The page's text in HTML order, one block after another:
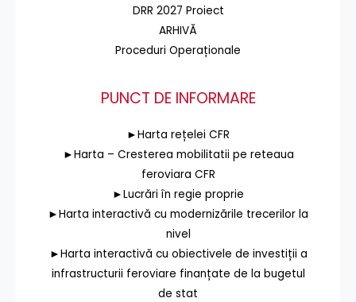
DRR 2027 Proiect
ARHIVĂ
Proceduri Operaționale
PUNCT DE INFORMARE
►Harta rețelei CFR
►Harta – Cresterea mobilitatii pe reteaua
feroviara CFR
►Lucrări în regie proprie
►Harta interactivă cu modernizările trecerilor la
nivel
►Harta interactivă cu obiectivele de investiții a
infrastructurii feroviare finanțate de la bugetul
de stat